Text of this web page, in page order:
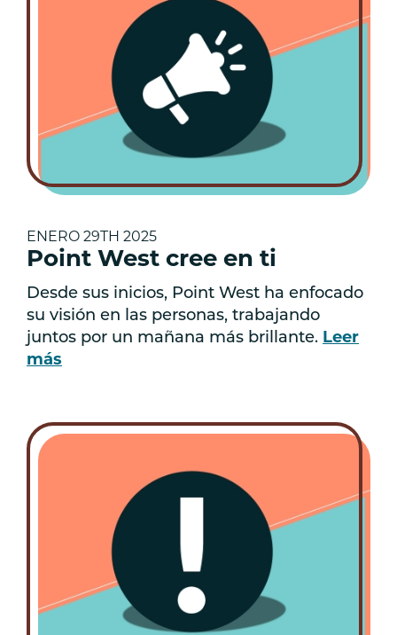
ENERO 29TH 2025
Point West cree en ti
Desde sus inicios, Point West ha enfocado
su visión en las personas, trabajando
juntos por un mañana más brillante. Leer
más